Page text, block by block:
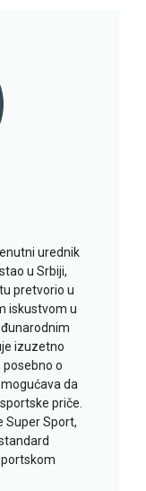
urednik
u Srbiji,
pretvorio u
iskustvom u
izuzetno
o
da
priče.
Super Sport,